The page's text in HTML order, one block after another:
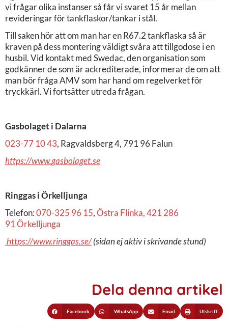
vi frågar olika instanser så får vi svaret 15 år mellan
revideringar för tankflaskor/tankar i stål.
Till saken hör att om man har en R67.2 tankflaska så är
kraven på dess montering väldigt svåra att tillgodose i en
husbil. Vid kontakt med Swedac, den organisation som
godkänner de som är ackrediterade, informerar de om att
man bör fråga AMV som har hand om regelverket för
tryckkärl. Vi fortsätter utreda frågan.
Gasbolaget i Dalarna
023-77 10 43, Ragvaldsberg 4, 791 96 Falun
https://www.gasbolaget.se
Ringgas i Örkelljunga
Telefon:070-325 96 15,Östra Flinka, 421 286
91 Örkelljunga
https://www.ringgas.se/(sidan ej aktiv i skrivande stund)
Dela denna artikel
Facebook WhatsApp Email Utskrift